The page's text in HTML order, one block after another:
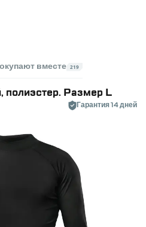
вместе 219
полиэстер. Размер L
Гарантия 14 дней